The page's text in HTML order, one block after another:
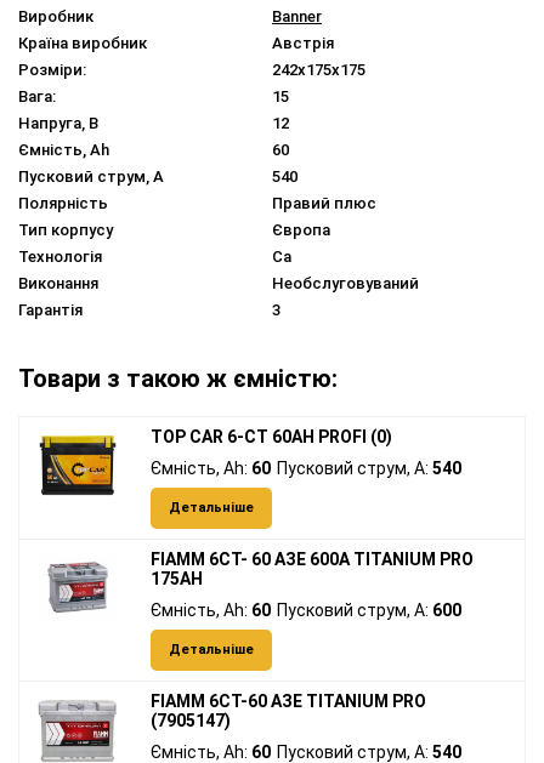
Виробник
Banner
Країна виробник
Австрія
Розміри:
242x175x175
Вага:
15
Напруга, В
12
Ємність, Ah
60
Пусковий струм, A
540
Полярність
Правий плюс
Тип корпусу
Європа
Технологія
Ca
Виконання
Необслуговуваний
Гарантія
3
Товари з такою ж ємністю:
TOP CAR 6-CT 60AH PROFI (0)
Ємність, Ah: 60 Пусковий струм, A: 540
Детальніше
FIAMM 6СТ- 60 АЗЕ 600А TITANIUM PRO
175AH
Ємність, Ah: 60 Пусковий струм, A: 600
Детальніше
FIAMM 6СТ-60 АЗЕ TITANIUM PRO
(7905147)
Ємність, Ah: 60 Пусковий струм, A: 540